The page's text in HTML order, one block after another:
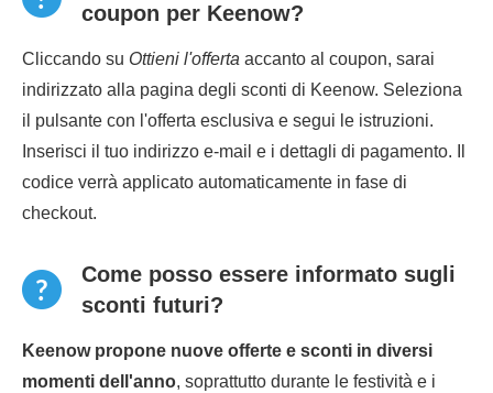
coupon per Keenow?
Cliccando su Ottieni l'offerta accanto al coupon, sarai
indirizzato alla pagina degli sconti di Keenow. Seleziona
il pulsante con l'offerta esclusiva e segui le istruzioni.
Inserisci il tuo indirizzo e-mail e i dettagli di pagamento. Il
codice verrà applicato automaticamente in fase di
checkout.
Come posso essere informato sugli
sconti futuri?
Keenow propone nuove offerte e sconti in diversi
momenti dell'anno, soprattutto durante le festività e i